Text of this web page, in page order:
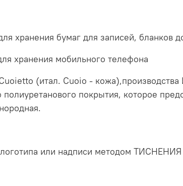
хранения бумаг для записей, бланков
хранения мобильного телефона
(итал. Cuoio -
покрытия, которое
или надписи методом